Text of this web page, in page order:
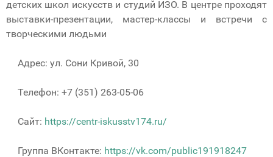
детских школ искусств и студий ИЗО. В центре проходят
выставки-презентации, мастер-классы и встречи с
творческими людьми
Адрес: ул. Сони Кривой, 30
Телефон: +7 (351) 263-05-06
Сайт: https://centr-iskusstv174.ru/
Группа ВКонтакте: https://vk.com/public191918247